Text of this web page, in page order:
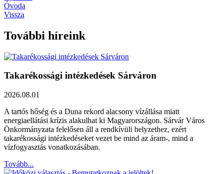
Óvoda
Vissza
További híreink
Takarékossági intézkedések Sárváron
2026.08.01
A tartós hőség és a Duna rekord alacsony vízállása miatt
energiaellátási krízis alakulhat ki Magyarországon. Sárvár Város
Önkormányzata felelősen áll a rendkívüli helyzethez, ezért
takarékossági intézkedéseket vezet be mind az áram-, mind a
vízfogyasztás vonatkozásában.
Tovább...